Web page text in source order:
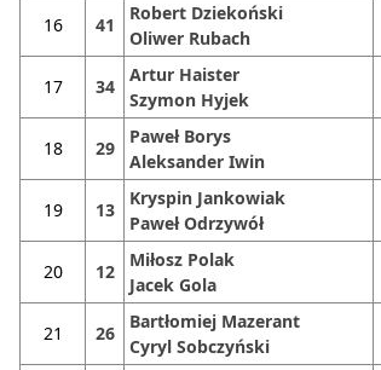
16 41
Robert Dziekoński
Oliwer Rubach
17 34
Artur Haister
Szymon Hyjek
18 29
Paweł Borys
Aleksander Iwin
19 13
Kryspin Jankowiak
Paweł Odrzywół
20 12
Miłosz Polak
Jacek Gola
21 26
Bartłomiej Mazerant
Cyryl Sobczyński